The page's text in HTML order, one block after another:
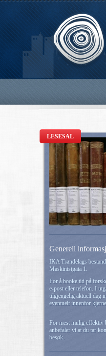
LESESAL
Generell
IKA Trøndelags
Maskinistgata 1.
For å booke tid på
e-post eller telefon. I
tilgjengelig aktuell dag
eventuelt innenfor
For mest mulig effektiv
anbefaler vi at du tar
besøk.